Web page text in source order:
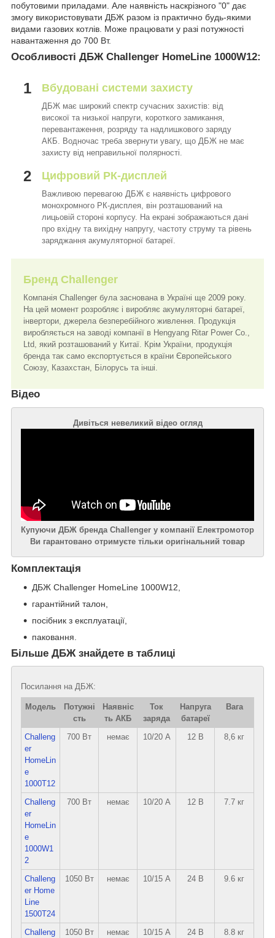
побутовими приладами. Але наявність наскрізного "0" дає
змогу використовувати ДБЖ разом із практично будь-якими
видами газових котлів. Може працювати у разі потужності
навантаження до 700 Вт.
Особливості ДБЖ Challenger HomeLine 1000W12:
1 Вбудовані системи захисту
ДБЖ має широкий спектр сучасних захистів: від
високої та низької напруги, короткого замикання,
перевантаження, розряду та надлишкового заряду
АКБ. Водночас треба звернути увагу, що ДБЖ не має
захисту від неправильної полярності.
2 Цифровий РК-дисплей
Важливою перевагою ДБЖ є наявність цифрового
монохромного РК-дисплея, він розташований на
лицьовій стороні корпусу. На екрані зображаються дані
про вхідну та вихідну напругу, частоту струму та рівень
заряджання акумуляторної батареї.
Бренд Challenger
Компанія Challenger була заснована в Україні ще 2009 року.
На цей момент розробляє і виробляє акумуляторні батареї,
інвертори, джерела безперебійного живлення. Продукція
виробляється на заводі компанії в Hengyang Ritar Power Co.,
Ltd, який розташований у Китаї. Крім України, продукція
бренда так само експортується в країни Європейського
Союзу, Казахстан, Білорусь та інші.
Відео
Дивіться невеликий відео огляд
Купуючи ДБЖ бренда Challenger у компанії Електромотор
Ви гарантовано отримуєте тільки оригінальний товар
Комплектація
ДБЖ Challenger HomeLine 1000W12,
гарантійний талон,
посібник з експлуатації,
паковання.
Більше ДБЖ знайдете в таблиці
Посилання на ДБЖ:
Модель
Потужні
сть
Наявніс
ть АКБ
Ток
заряда
Напруга
батареї
Вага
Challeng
er
HomeLin
e
1000T12
700 Вт немає 10/20 А 12 В 8,6 кг
Challeng
er
HomeLin
e
1000W1
2
700 Вт немає 10/20 А 12 В 7.7 кг
Challeng
er Home
Line
1500T24
1050 Вт немає 10/15 А 24 В 9.6 кг
Challeng
1050 Вт немає 10/15 А 24 В 8.8 кг